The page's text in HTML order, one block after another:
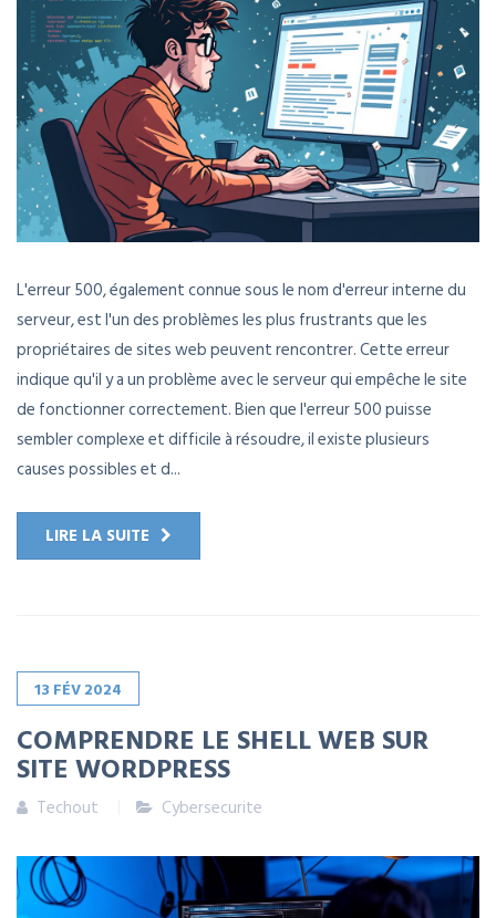
L'erreur 500, également connue sous le nom d'erreur interne du
serveur, est l'un des problèmes les plus frustrants que les
propriétaires de sites web peuvent rencontrer. Cette erreur
indique qu'il y a un problème avec le serveur qui empêche le site
de fonctionner correctement. Bien que l'erreur 500 puisse
sembler complexe et difficile à résoudre, il existe plusieurs
causes possibles et d...
LIRE LA SUITE
13 FÉV2024
COMPRENDRE LE SHELL WEB SUR
SITE WORDPRESS
Techout Cybersecurite